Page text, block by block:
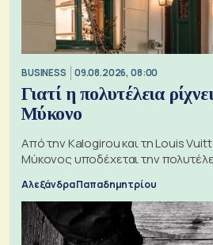
BUSINESS 09.08.2026, 08:00
Γιατί η πολυτέλεια
Μύκονο
Από την Kalogirou και τη Louis
Μύκονος υποδέχεται την
Αλεξάνδρα Παπαδημητρίου